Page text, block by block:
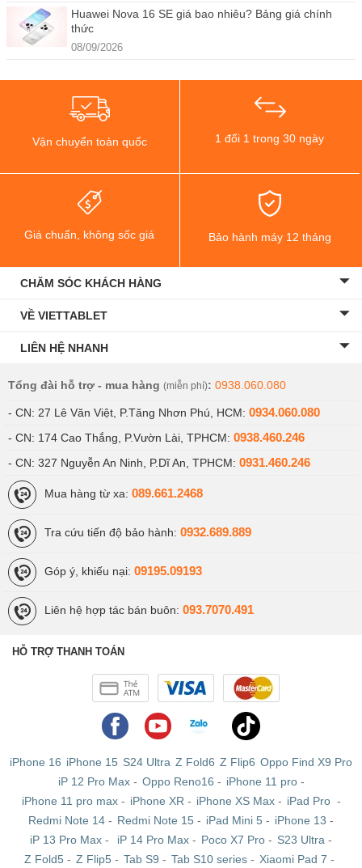
Huawei Nova 16 SE giá bao nhiêu? Bảng giá chính
thức
08/09/2026
Vận chuyển toàn quốc 1 đổi 1 trong 30 ngày
Giá chuẩn, không sốc giá Bảo hành máy 12 tháng
CHĂM SÓC KHÁCH HÀNG
VỀ VIETTABLET
LIÊN HỆ NHANH
Tổng đài hỗ trợ - mua hàng (miễn phí): 0938.060.080
- CN: 27 Lê Văn Việt, P.Tăng Nhơn Phú, HCM: 0934.060.080
- CN: 174 Cao Thắng, P.Vườn Lài, TPHCM: 0938.460.246
- CN: 327 Nguyễn An Ninh, P.Dĩ An, TPHCM: 0931.460.246
Mua hàng từ xa: 089.661.2468
Tra cứu tiến độ bảo hành: 0932.689.889
Góp ý, khiếu nại: 09195.09193
Liên hệ hợp tác bán buôn: 093.7070.491
HỖ TRỢ THANH TOÁN
iPhone 16 iPhone 15 S24 Ultra Z Fold6 Z Flip6 Oppo Find X9 Pro
iP 12 Pro Max- Oppo Reno16 - iPhone 11 pro-
iPhone 11 pro max- iPhone XR - iPhone XS Max- iPad Pro -
Redmi Note 14 - Redmi Note 15 - iPad Mini 5 - iPhone 13 -
iP 13 Pro Max - iP 14 Pro Max - Poco X7 Pro - S23 Ultra -
Z Fold5 - Z Flip5 - Tab S9 - Tab S10 series - Xiaomi Pad 7 -